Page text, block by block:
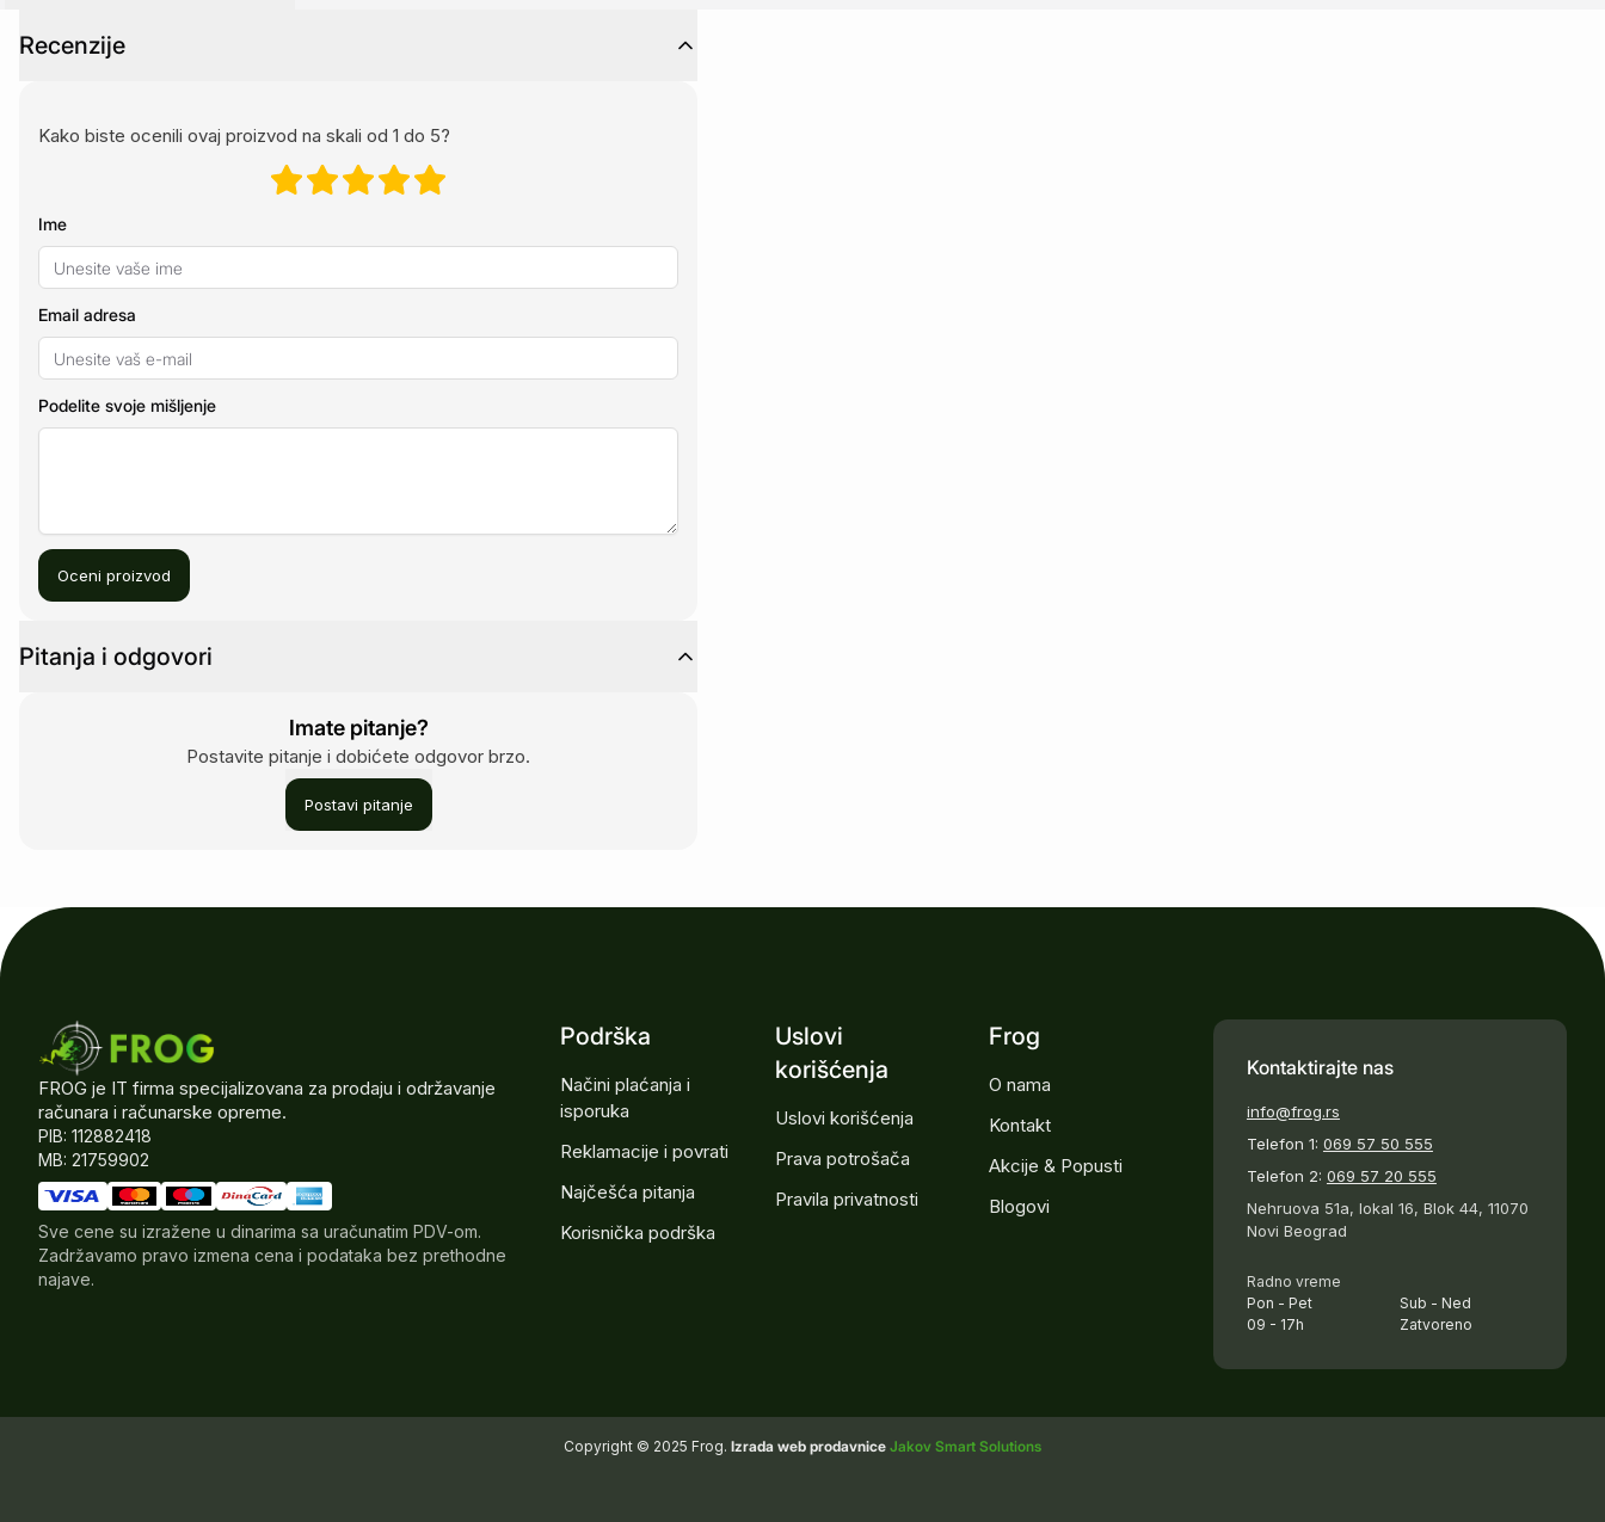
Recenzije
Kako biste ocenili ovaj proizvod na skali od 1 do 5?
Ime
Email adresa
Podelite svoje mišljenje
Oceni proizvod
Pitanja i odgovori
Imate pitanje?
Postavite pitanje i dobićete odgovor brzo.
Postavi pitanje
FROG je IT firma specijalizovana za prodaju i održavanje
računara i računarske opreme.
PIB: 112882418
MB: 21759902
Sve cene su izražene u dinarima sa uračunatim PDV-om.
Zadržavamo pravo izmena cena i podataka bez prethodne
najave.
Podrška
Načini plaćanja i
isporuka
Reklamacije i povrati
Najčešća pitanja
Korisnička podrška
Uslovi
korišćenja
Uslovi korišćenja
Prava potrošača
Pravila privatnosti
Frog
O nama
Kontakt
Akcije & Popusti
Blogovi
Kontaktirajte nas
info@frog.rs
Telefon 1: 069 57 50 555
Telefon 2: 069 57 20 555
Nehruova 51a, lokal 16, Blok 44, 11070
Novi Beograd
Radno vreme
Pon - Pet
09 - 17h
Sub - Ned
Zatvoreno
Copyright © 2025 Frog. Izrada web prodavnice Jakov Smart Solutions